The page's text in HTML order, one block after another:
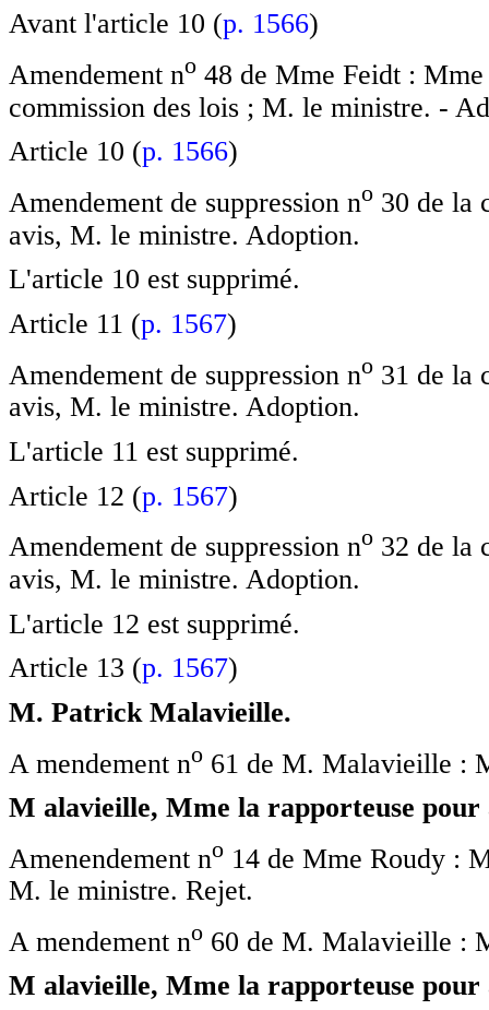
Avant l'article 10 (p. 1566)
Amendement no 48 de Mme Feidt :
commission des lois ; M. le ministre. -
Article 10 (p. 1566)
Amendement de suppression no 30 de la
avis, M. le ministre. Adoption.
L'article 10 est supprimé.
Article 11 (p. 1567)
Amendement de suppression no 31 de la
avis, M. le ministre. Adoption.
L'article 11 est supprimé.
Article 12 (p. 1567)
Amendement de suppression no 32 de la
avis, M. le ministre. Adoption.
L'article 12 est supprimé.
Article 13 (p. 1567)
M. Patrick Malavieille.
A mendement no 61 de M. Malavieille :
M alavieille, Mme la rapporteuse
Amenendement no 14 de Mme Roudy :
M. le ministre. Rejet.
A mendement no 60 de M. Malavieille :
M alavieille, Mme la rapporteuse